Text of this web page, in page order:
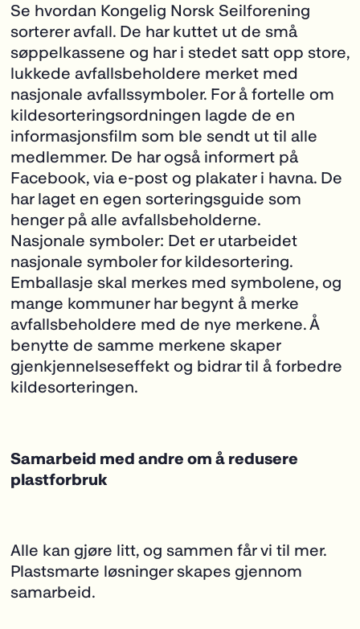
Se hvordan Kongelig Norsk Seilforening
sorterer avfall. De har kuttet ut de små
søppelkassene og har i stedet satt opp store,
lukkede avfallsbeholdere merket med
nasjonale avfallssymboler. For å fortelle om
kildesorteringsordningen lagde de en
informasjonsfilm som ble sendt ut til alle
medlemmer. De har også informert på
Facebook, via e-post og plakater i havna. De
har laget en egen sorteringsguide som
henger på alle avfallsbeholderne.
Nasjonale symboler: Det er utarbeidet
nasjonale symboler for kildesortering.
Emballasje skal merkes med symbolene, og
mange kommuner har begynt å merke
avfallsbeholdere med de nye merkene. Å
benytte de samme merkene skaper
gjenkjennelseseffekt og bidrar til å forbedre
kildesorteringen.
Samarbeid med andre om å redusere
plastforbruk
Alle kan gjøre litt, og sammen får vi til mer.
Plastsmarte løsninger skapes gjennom
samarbeid.